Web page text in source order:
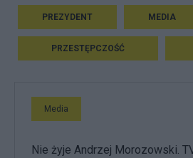
PREZYDENT MEDIA
PRZESTĘPCZOŚĆ
Media
Nie żyje Andrzej Morozowski.